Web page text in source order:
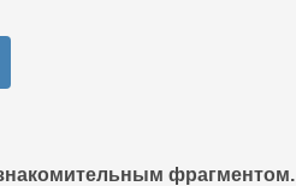
фрагментом.